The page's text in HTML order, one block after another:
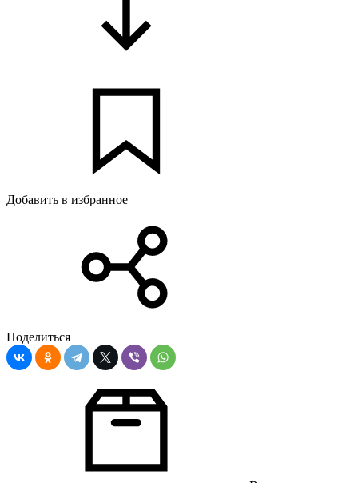
Добавить в избранное
Поделиться